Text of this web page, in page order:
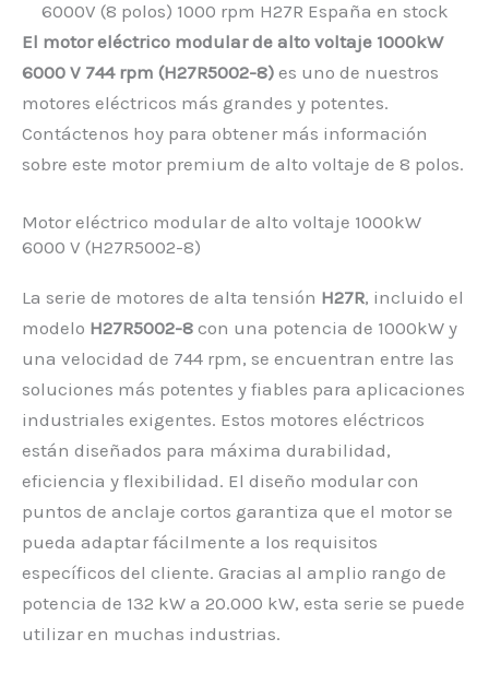
El motor eléctrico modular de alto voltaje 1000kW
6000 V 744 rpm (H27R5002-8) es uno de nuestros
motores eléctricos más grandes y potentes.
Contáctenos hoy para obtener más información
sobre este motor premium de alto voltaje de 8 polos.
Motor eléctrico modular de alto voltaje 1000kW
6000 V (H27R5002-8)
La serie de motores de alta tensión H27R, incluido el
modelo H27R5002-8 con una potencia de 1000kW y
una velocidad de 744 rpm, se encuentran entre las
soluciones más potentes y fiables para aplicaciones
industriales exigentes. Estos motores eléctricos
están diseñados para máxima durabilidad,
eficiencia y flexibilidad. El diseño modular con
puntos de anclaje cortos garantiza que el motor se
pueda adaptar fácilmente a los requisitos
específicos del cliente. Gracias al amplio rango de
potencia de 132 kW a 20.000 kW, esta serie se puede
utilizar en muchas industrias.